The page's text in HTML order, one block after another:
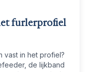
furlerprofiel
vast in het profiel?
de lijkband